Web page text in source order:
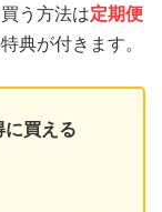
う方法は定期便
典が付きます。
に買える